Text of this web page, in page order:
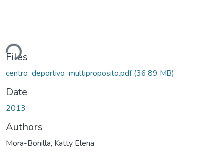
Files
centro_deportivo_multiproposito.pdf(36.89 MB)
Date
2013
Authors
Mora-Bonilla, Katty Elena